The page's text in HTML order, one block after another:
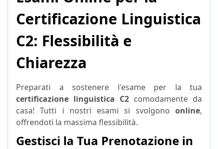
Certificazione Linguistica
C2: Flessibilità e
Chiarezza
Preparati a sostenere l'esame per la tua
certificazione linguistica C2 comodamente da
casa! Tutti i nostri esami si svolgono online,
offrendoti la massima flessibilità.
Gestisci la Tua Prenotazione in